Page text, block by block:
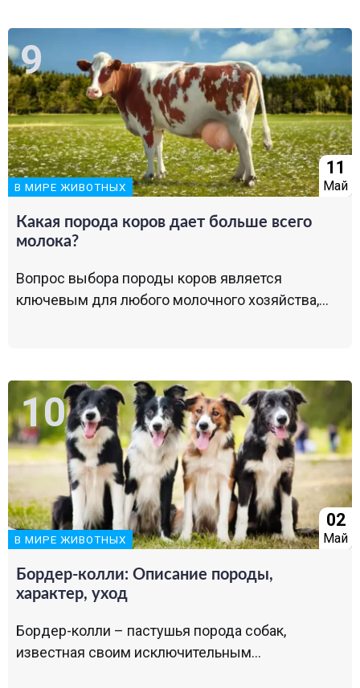
В МИРЕ ЖИВОТНЫХ
11
Май
Какая порода коров дает больше всего
молока?
Вопрос выбора породы коров является
ключевым для любого молочного хозяйства,...
В МИРЕ ЖИВОТНЫХ
02
Май
Бордер-колли: Описание породы,
характер, уход
Бордер-колли – пастушья порода собак,
известная своим исключительным...